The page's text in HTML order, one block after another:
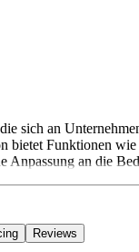
sich an
bietet Funktionen
Anpassung an die
Reviews